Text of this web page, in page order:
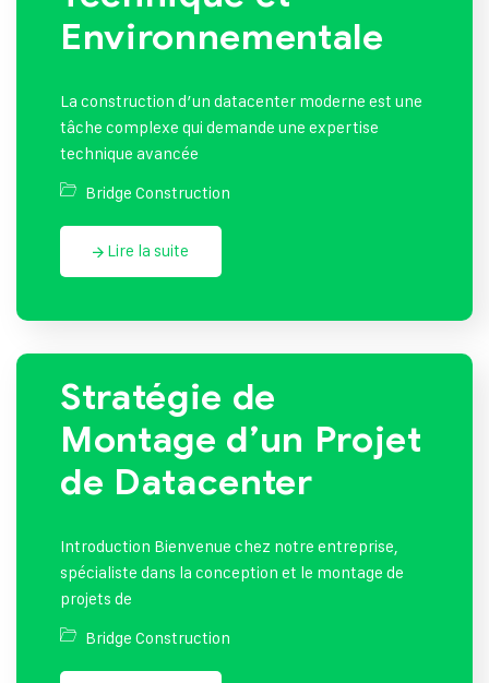
Environnementale
La construction d’un datacenter moderne est une
tâche complexe qui demande une expertise
technique avancée
Bridge Construction
Lire la suite
Stratégie de
Montage d’un Projet
de Datacenter
Introduction Bienvenue chez notre entreprise,
spécialiste dans la conception et le montage de
projets de
Bridge Construction